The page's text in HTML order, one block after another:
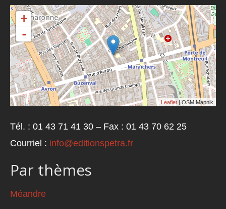
+
-
Leaflet | OSM Mapnik
Tél. : 01 43 71 41 30 – Fax : 01 43 70 62 25
Courriel : info@editionspetra.fr
Par thèmes
Méandre